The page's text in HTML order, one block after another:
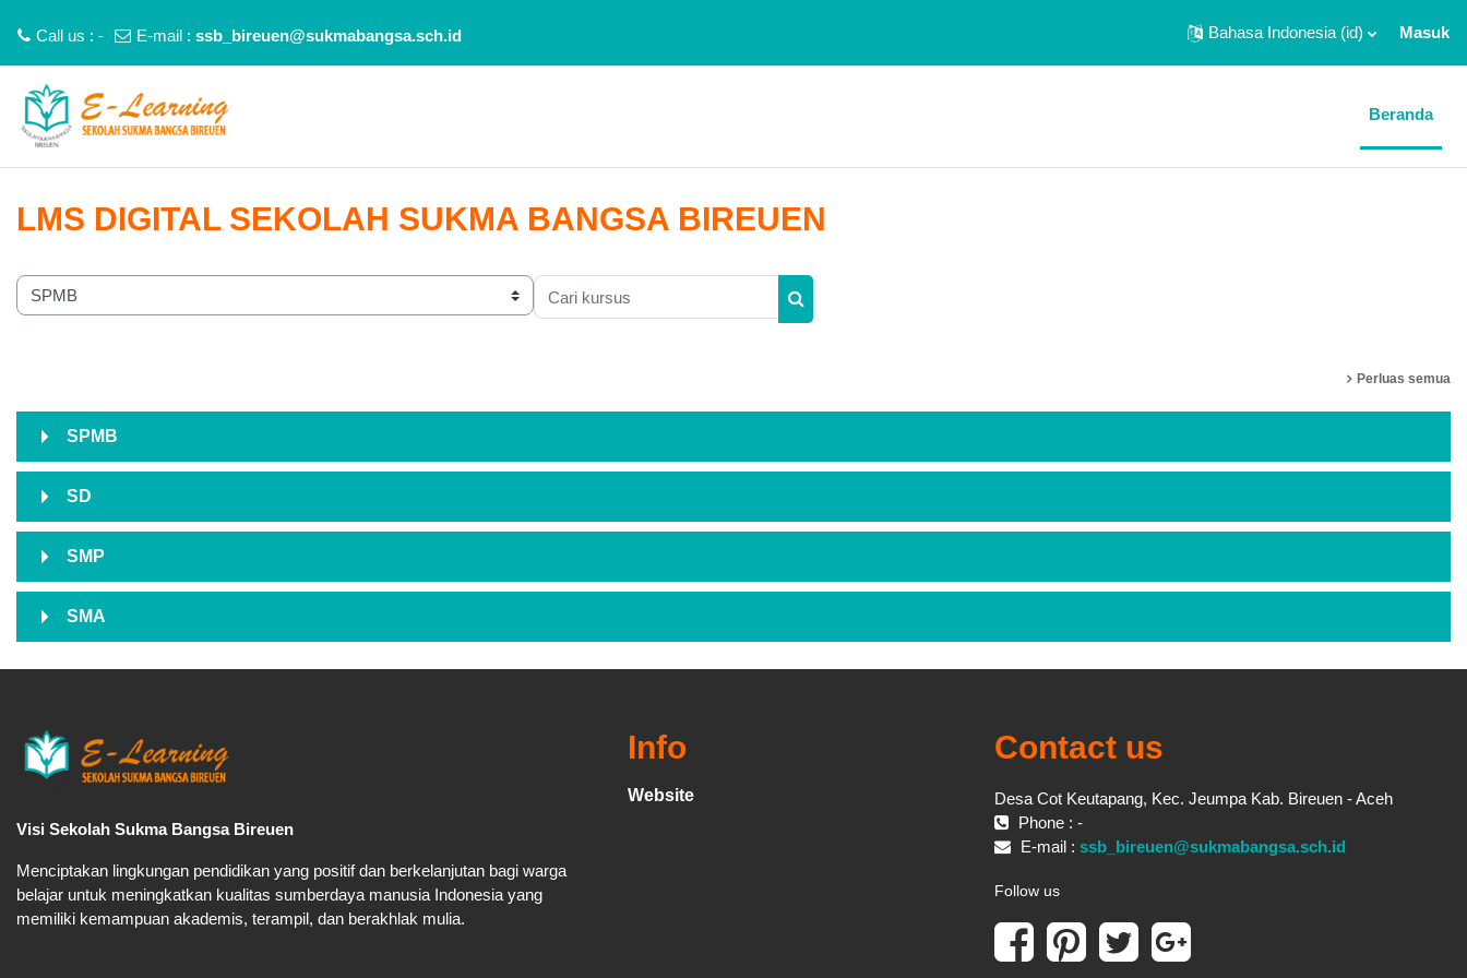
Call us : - E-mail : ssb_bireuen@sukmabangsa.sch.id Bahasa Indonesia ‎(id)‎ Masuk
Beranda
LMS DIGITAL SEKOLAH SUKMA BANGSA BIREUEN
kursus
Cari kursus
Cari kursus
Perluas semua
SPMB
SD
SMP
SMA
Visi Sekolah Sukma Bangsa Bireuen
Menciptakan lingkungan pendidikan yang positif dan berkelanjutan bagi warga
belajar untuk meningkatkan kualitas sumberdaya manusia Indonesia yang
memiliki kemampuan akademis, terampil, dan berakhlak mulia.
Info
Website
Contact us
Desa Cot Keutapang, Kec. Jeumpa Kab. Bireuen - Aceh
Phone : -
E-mail : ssb_bireuen@sukmabangsa.sch.id
Follow us